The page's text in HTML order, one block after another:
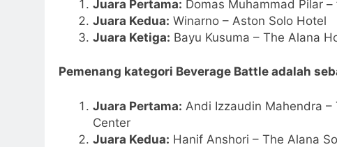
Juara Pertama: Domas Muhammad Pilar
Juara Kedua: Winarno – Aston Solo Hotel
Juara Ketiga: Bayu Kusuma – The Alana
Pemenang kategori Beverage Battle adalah
Juara Pertama: Andi Izzaudin Mahendra
Center
Juara Kedua: Hanif Anshori – The Alana